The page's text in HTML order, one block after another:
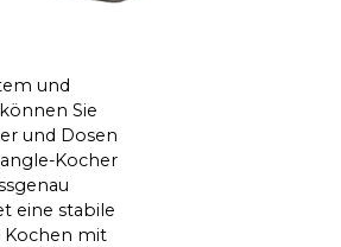
und
Sie
und Dosen
Kocher
eine stabile
Kochen mit